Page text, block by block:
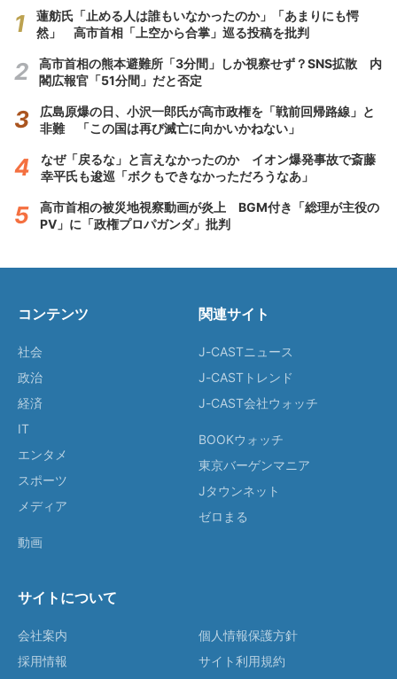
蓮舫氏「止める人は誰もいなかったのか」「あまりにも愕
然」 高市首相「上空から合掌」巡る投稿を批判
高市首相の熊本避難所「3分間」しか視察せず？SNS拡散 内
閣広報官「51分間」だと否定
広島原爆の日、小沢一郎氏が高市政権を「戦前回帰路線」と
非難 「この国は再び滅亡に向かいかねない」
なぜ「戻るな」と言えなかったのか イオン爆発事故で斎藤
幸平氏も逡巡「ボクもできなかっただろうなあ」
高市首相の被災地視察動画が炎上 BGM付き「総理が主役の
PV」に「政権プロパガンダ」批判
コンテンツ
社会
政治
経済
IT
エンタメ
スポーツ
メディア
動画
関連サイト
J-CASTニュース
J-CASTトレンド
J-CAST会社ウォッチ
BOOKウォッチ
東京バーゲンマニア
Jタウンネット
ゼロまる
サイトについて
会社案内
採用情報
個人情報保護方針
サイト利用規約